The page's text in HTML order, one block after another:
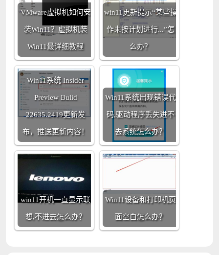
VMware虚拟机如何安
装Win11？虚拟机装
Win11最详细教程
win11更新提示“某些操
作未按计划进行...”怎
么办？
Win11系统 Insider
Preview Bulid
22635.2419更新发
布，推送更新内容！
Win11系统出现错误代
码,驱动程序丢失进不
去系统怎么办？
win11开机一直显示联
想,不进去怎么办？
Win11设备和打印机页
面空白怎么办？